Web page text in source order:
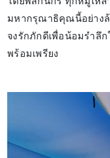
มหากรุณาธิคุณนี้อย่างล้
จงรักภักดีเพื่อน้อมรำลึ
พร้อมเพรียง